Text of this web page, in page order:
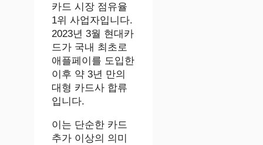
카드 시장 점유율
1위 사업자입니다.
2023년 3월 현대카
드가 국내 최초로
애플페이를 도입한
이후 약 3년 만의
대형 카드사 합류
입니다.
이는 단순한 카드
추가 이상의 의미